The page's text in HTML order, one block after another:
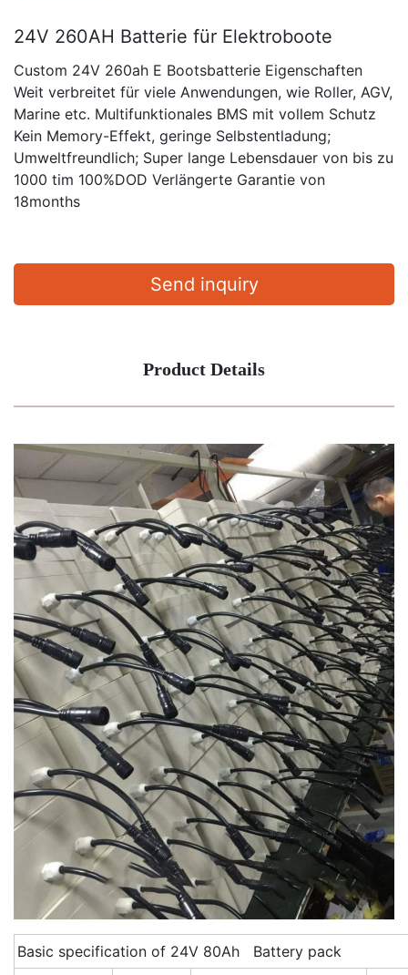
24V 260AH Batterie für Elektroboote
Custom 24V 260ah E Bootsbatterie Eigenschaften
Weit verbreitet für viele Anwendungen, wie Roller, AGV,
Marine etc. Multifunktionales BMS mit vollem Schutz
Kein Memory-Effekt, geringe Selbstentladung;
Umweltfreundlich; Super lange Lebensdauer von bis zu
1000 tim 100%DOD Verlängerte Garantie von
18months
Send inquiry
Product Details
Basic specification of 24V 80Ah Battery pack